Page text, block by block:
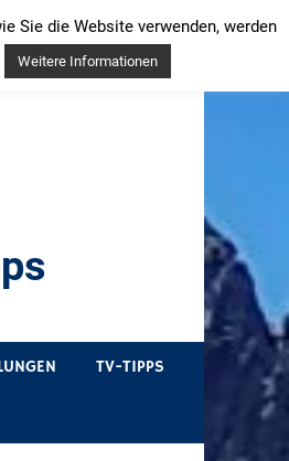
TV-TIPPS
Sie die Website verwenden, werden
Weitere Informationen